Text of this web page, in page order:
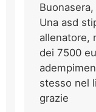
Buonasera,
Una asd
allenatore,
dei 7500
stesso nel
grazie